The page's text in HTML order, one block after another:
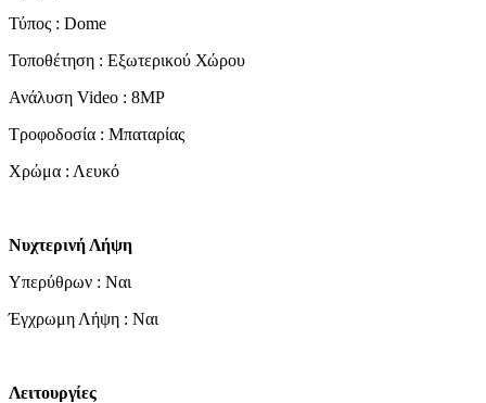
Τύπος : Dome
Τοποθέτηση : Εξωτερικού Χώρου
Ανάλυση Video : 8MP
Τροφοδοσία : Μπαταρίας
Χρώμα : Λευκό
Νυχτερινή Λήψη
Υπερύθρων : Ναι
Έγχρωμη Λήψη : Ναι
Λειτουργίες